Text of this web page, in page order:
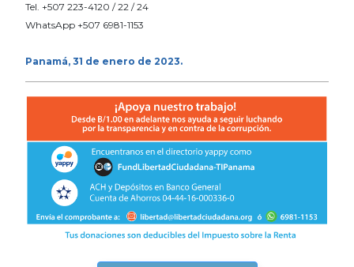
Tel. +507 223-4120 / 22 / 24
WhatsApp +507 6981-1153
Panamá, 31 de enero de 2023.